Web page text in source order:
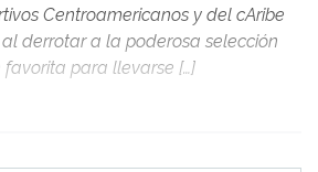
Centroamericanos y del cAribe
derrotar a la poderosa selección
para llevarse […]